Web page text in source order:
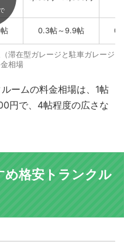
0.3帖～9.9帖
滞在型ガレージと駐車ガレージ
相場
ームの料金相場は、1帖
円で、4帖程度の広さな
め格安トランクル